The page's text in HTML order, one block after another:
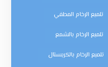
تلميع الرخام المطفي
تلميع الرخام بالشمع
تلميع الرخام بالكريستال